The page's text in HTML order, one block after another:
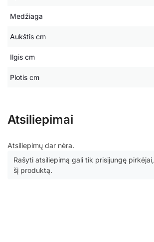
Medžiaga
Aukštis cm
Ilgis cm
Plotis cm
Atsiliepimai
Atsiliepimų dar nėra.
Rašyti atsiliepimą gali tik prisijungę
šį produktą.